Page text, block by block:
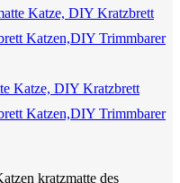
Katze, DIY Kratzbrett
Katzen,DIY Trimmbarer
kratzmatte des